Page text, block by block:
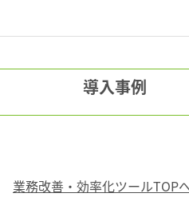
導入事例
業務改善・効率化ツールTOP